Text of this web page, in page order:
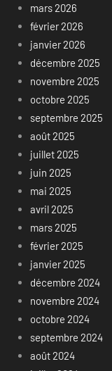
mars 2026
février 2026
janvier 2026
décembre 2025
novembre 2025
octobre 2025
septembre 2025
août 2025
juillet 2025
juin 2025
mai 2025
avril 2025
mars 2025
février 2025
janvier 2025
décembre 2024
novembre 2024
octobre 2024
septembre 2024
août 2024